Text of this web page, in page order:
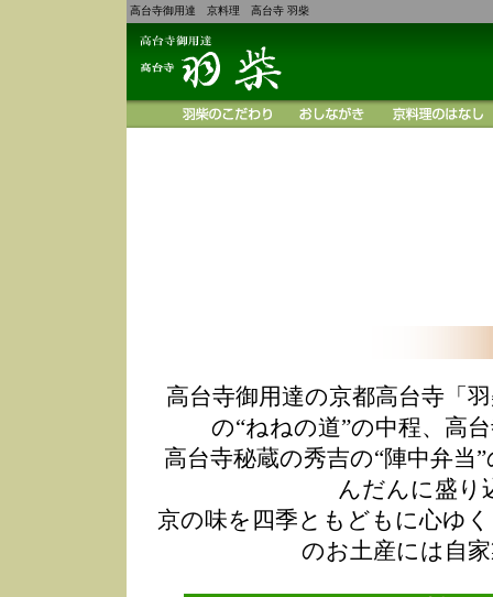
高台寺御用達 京料理 高台寺 羽柴
高台寺御用達の京都高台寺「
の“ねねの道”の中程、高
高台寺秘蔵の秀吉の“陣中弁
んだんに盛り
京の味を四季ともどもに心ゆ
のお土産には自